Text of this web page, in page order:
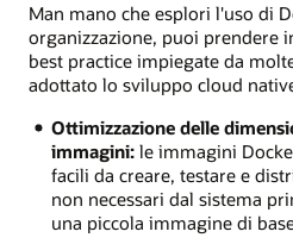
Man mano che esplori l'uso di
organizzazione, puoi prendere
best practice impiegate da
adottato lo sviluppo cloud
Ottimizzazione delle
immagini:le immagini
facili da creare, testare e
non necessari dal sistema
una piccola immagine di